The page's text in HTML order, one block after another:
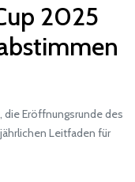
2025
Eröffnungsrunde des
Leitfaden für